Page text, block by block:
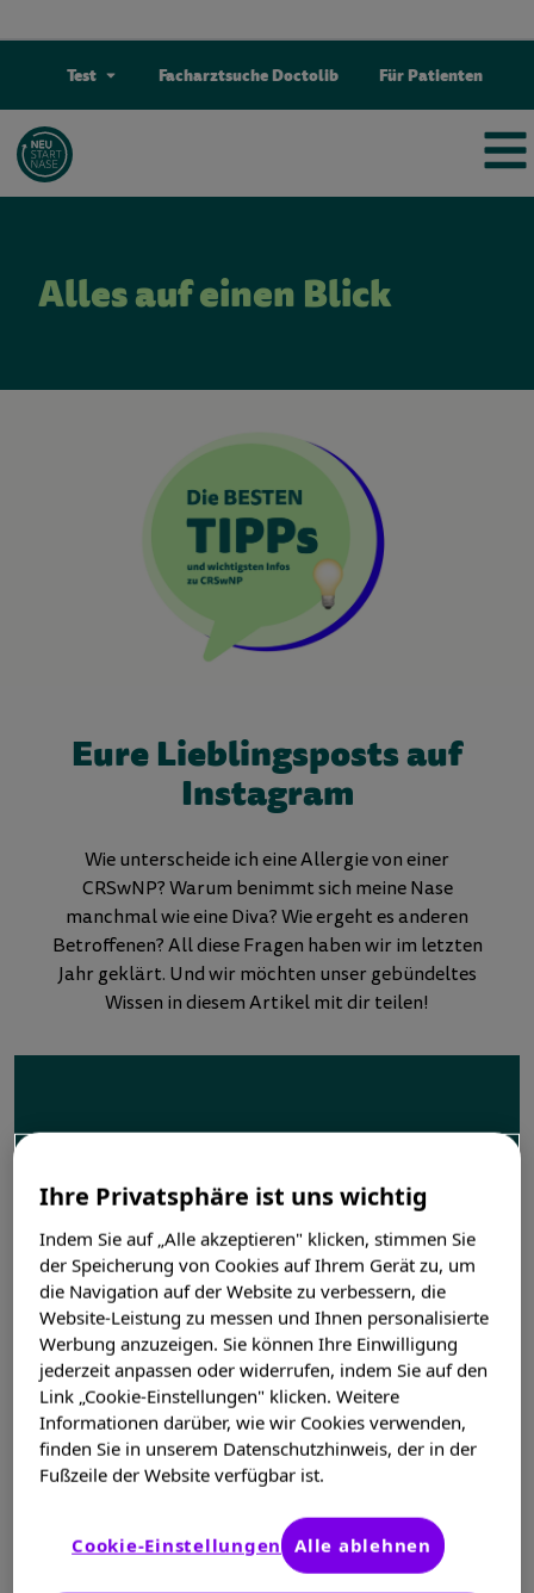
Test Facharztsuche Doctolib Für Patienten
Alles auf einen Blick
Eure Lieblingsposts auf
Instagram
Wie unterscheide ich eine Allergie von einer
CRSwNP? Warum benimmt sich meine Nase
manchmal wie eine Diva? Wie ergeht es anderen
Betroffenen? All diese Fragen haben wir im letzten
Jahr geklärt. Und wir möchten unser gebündeltes
Wissen in diesem Artikel mit dir teilen!
Ihre Privatsphäre ist uns wichtig
Indem Sie auf „Alle akzeptieren" klicken, stimmen Sie
der Speicherung von Cookies auf Ihrem Gerät zu, um
die Navigation auf der Website zu verbessern, die
Website-Leistung zu messen und Ihnen personalisierte
Werbung anzuzeigen. Sie können Ihre Einwilligung
jederzeit anpassen oder widerrufen, indem Sie auf den
Link „Cookie-Einstellungen" klicken. Weitere
Informationen darüber, wie wir Cookies verwenden,
finden Sie in unserem Datenschutzhinweis, der in der
Fußzeile der Website verfügbar ist.
Cookie-Einstellungen Alle ablehnen